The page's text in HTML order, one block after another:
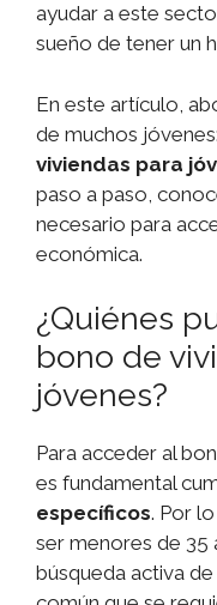
ayudar a este
sueño de tener un
En este artículo,
de muchos jóvenes:
viviendas para
paso a paso,
necesario para
económica.
¿Quiénes
bono de
jóvenes?
Para acceder al
es fundamental
específicos. Por
ser menores de 35
búsqueda activa de